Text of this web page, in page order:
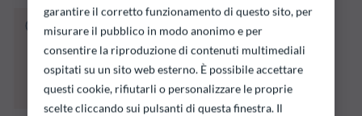
Il fondo indicato di seguito comporta un
rischio di perdita di capitale.
Si ricorda che i rendimenti passati non sono
indicativi di quelli futuri e possono variare nel
tempo.
garantire il corretto funzionamento di questo sito, per
misurare il pubblico in modo anonimo e per
consentire la riproduzione di contenuti multimediali
ospitati su un sito web esterno. È possibile accettare
questi cookie, rifiutarli o personalizzare le proprie
scelte cliccando sui pulsanti di questa finestra. Il